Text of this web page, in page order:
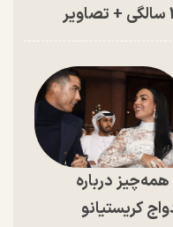
همه‌چیز درباره
کریستیانو